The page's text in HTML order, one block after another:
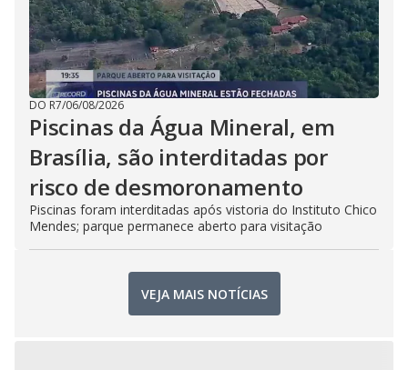
DO R7/06/08/2026
Piscinas da Água Mineral, em
Brasília, são interditadas por
risco de desmoronamento
Piscinas foram interditadas após vistoria do Instituto Chico
Mendes; parque permanece aberto para visitação
VEJA MAIS NOTÍCIAS